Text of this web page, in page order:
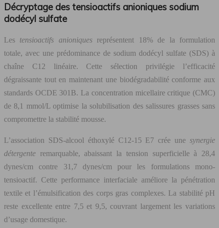
Décryptage des tensioactifs anioniques sodium
dodécyl sulfate
Les tensioactifs anioniques représentent 18% de la formulation
totale, avec une prédominance de sodium dodécyl sulfate (SDS) à
chaîne C12 linéaire. Cette sélection privilégie l’efficacité
dégraissante tout en maintenant une biodégradabilité conforme aux
standards OCDE 301B. La concentration micellaire critique (CMC)
de 8,1 mmol/L optimise la solubilisation des salissures grasses sans
compromettre la stabilité mousse.
L’association SDS-alcool éthoxylé C12-15 E7 crée une synergie
détergente remarquable, abaissant la tension superficielle à 28,4
dynes/cm contre 31,7 dynes/cm pour les formulations mono-
tensioactif. Cette performance interfaciale améliore la pénétration
textile et l’émulsification des corps gras complexes. La stabilité pH
reste excellente entre 7,5 et 9,5, couvrant largement les variations
d’usage domestique.